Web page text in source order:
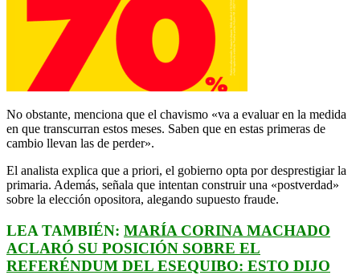
No obstante, menciona que el chavismo «va a evaluar en la medida
en que transcurran estos meses. Saben que en estas primeras de
cambio llevan las de perder».
El analista explica que a priori, el gobierno opta por desprestigiar la
primaria. Además, señala que intentan construir una «postverdad»
sobre la elección opositora, alegando supuesto fraude.
LEA TAMBIÉN: MARÍA CORINA MACHADO
ACLARÓ SU POSICIÓN SOBRE EL
REFERÉNDUM DEL ESEQUIBO: ESTO DIJO